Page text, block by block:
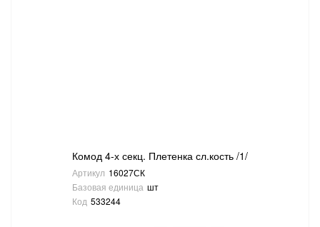
Комод 4-х секц. Плетенка сл.кость /1/
Артикул 16027СК
Базовая единица шт
Код 533244